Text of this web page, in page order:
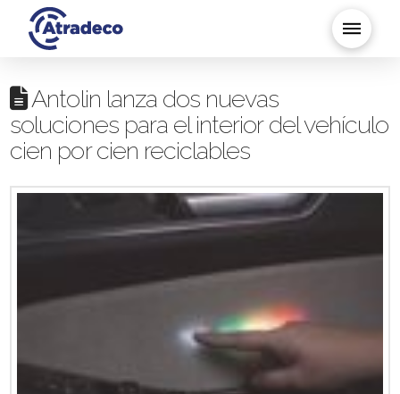
Antolin lanza dos nuevas
soluciones para el interior del vehículo
cien por cien reciclables